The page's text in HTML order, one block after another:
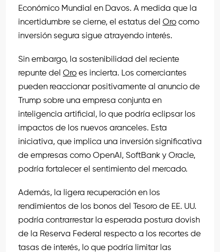
Económico Mundial en Davos. A medida que la
incertidumbre se cierne, el estatus del Oro como
inversión segura sigue atrayendo interés.
Sin embargo, la sostenibilidad del reciente
repunte del Oro es incierta. Los comerciantes
pueden reaccionar positivamente al anuncio de
Trump sobre una empresa conjunta en
inteligencia artificial, lo que podría eclipsar los
impactos de los nuevos aranceles. Esta
iniciativa, que implica una inversión significativa
de empresas como OpenAI, SoftBank y Oracle,
podría fortalecer el sentimiento del mercado.
Además, la ligera recuperación en los
rendimientos de los bonos del Tesoro de EE. UU.
podría contrarrestar la esperada postura dovish
de la Reserva Federal respecto a los recortes de
tasas de interés, lo que podría limitar las